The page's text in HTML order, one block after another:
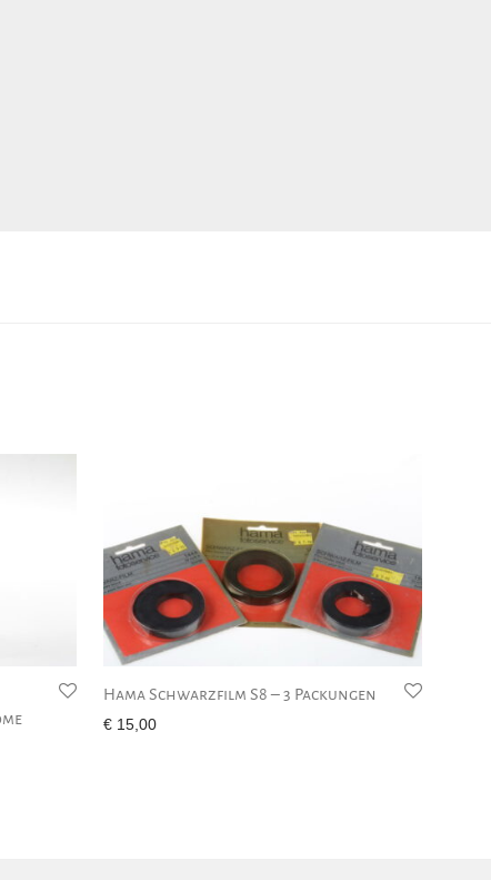
Hama Schwarzfilm S8 – 3 Packungen
€ 15,00